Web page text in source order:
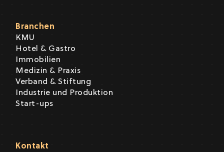
Branchen
KMU
Hotel & Gastro
Immobilien
Medizin & Praxis
Verband & Stiftung
Industrie und Produktion
Start-ups
Kontakt